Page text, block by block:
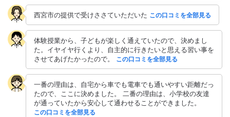
西宮市の提供で受けささていただいた この口コミを全部見る
体験授業から、子どもが楽しく通えていたので、決めまし
た。イヤイヤ行くより、自主的に行きたいと思える習い事を
させてあげたかったので。 この口コミを全部見る
一番の理由は、自宅から車でも電車でも通いやすい距離だっ
たので、ここに決めました。 二番の理由は、小学校の友達
が通っていたから安心して通わせることができました。
この口コミを全部見る